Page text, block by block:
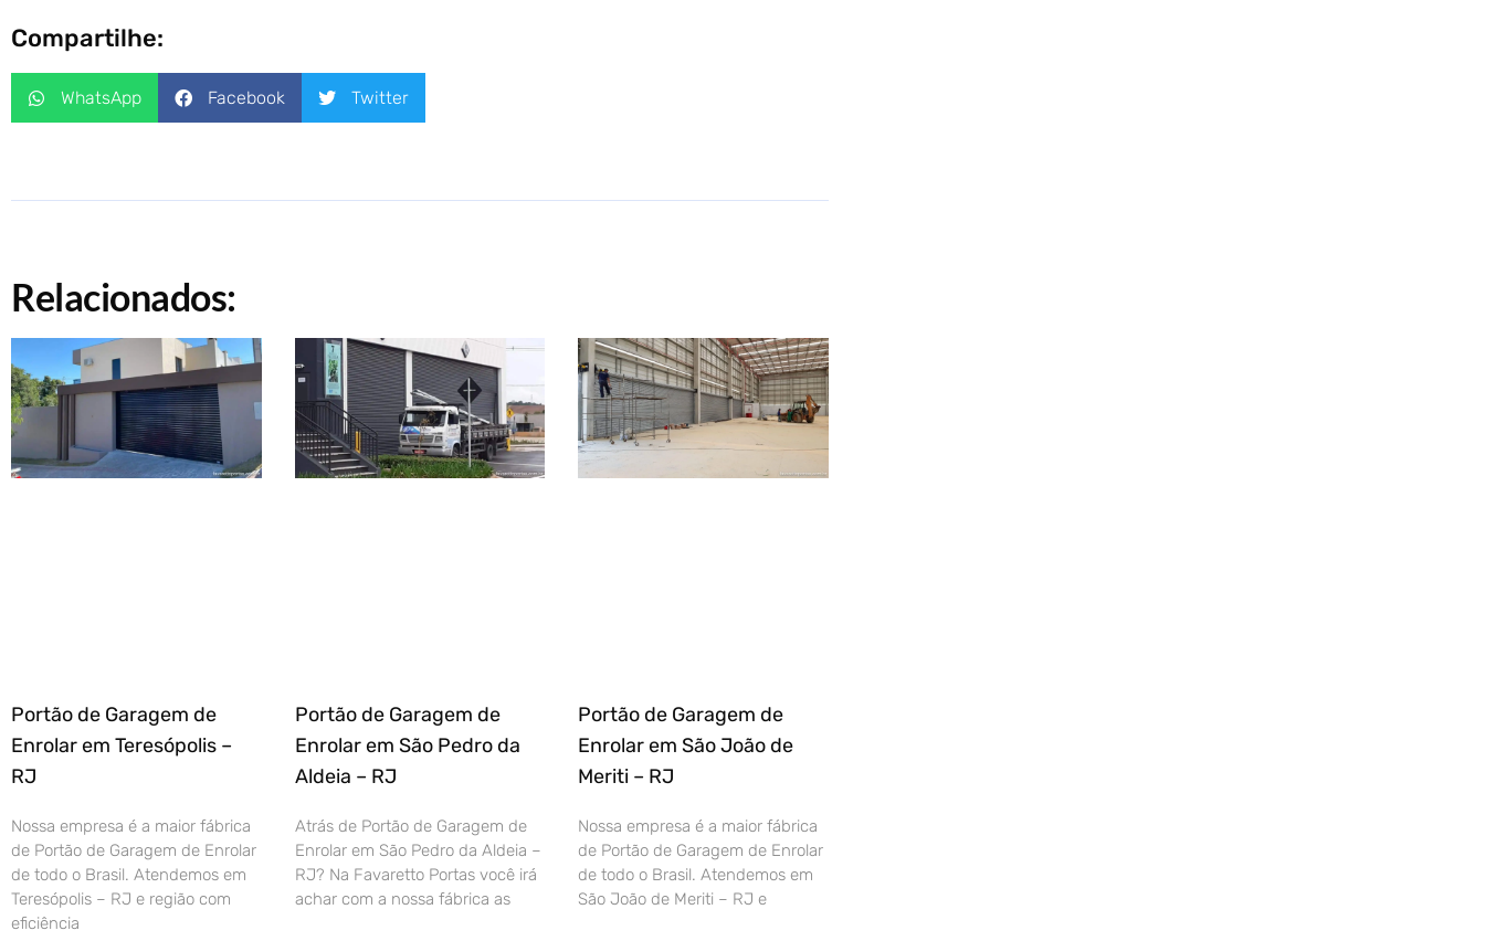
Compartilhe:
WhatsApp Facebook Twitter
Relacionados:
Portão de Garagem de
Enrolar em Teresópolis –
RJ
Nossa empresa é a maior fábrica
de Portão de Garagem de Enrolar
de todo o Brasil. Atendemos em
Teresópolis – RJ e região com
eficiência
Portão de Garagem de
Enrolar em São Pedro da
Aldeia – RJ
Atrás de Portão de Garagem de
Enrolar em São Pedro da Aldeia –
RJ? Na Favaretto Portas você irá
achar com a nossa fábrica as
Portão de Garagem de
Enrolar em São João de
Meriti – RJ
Nossa empresa é a maior fábrica
de Portão de Garagem de Enrolar
de todo o Brasil. Atendemos em
São João de Meriti – RJ e